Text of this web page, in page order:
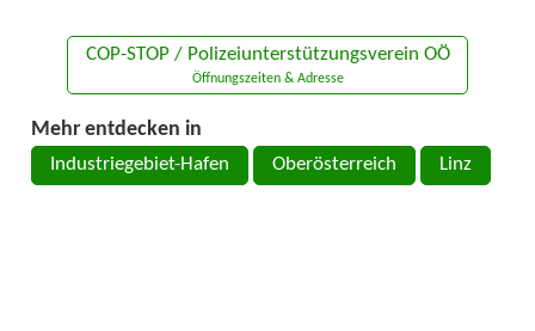
COP-STOP / Polizeiunterstützungsverein OÖ
Öffnungszeiten & Adresse
Mehr entdecken in
Industriegebiet-Hafen Oberösterreich Linz